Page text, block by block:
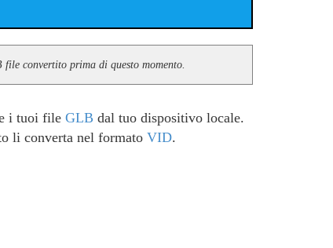
convertito prima di questo momento.
i tuoi file GLB dal tuo dispositivo locale.
li converta nel formato VID.